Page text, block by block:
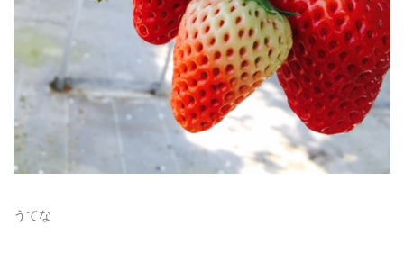
うてな